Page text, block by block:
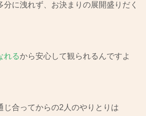
分に洩れず、お決まりの展開盛りだく
れるから安心して観られるんですよ
じ合ってからの2人のやりとりは